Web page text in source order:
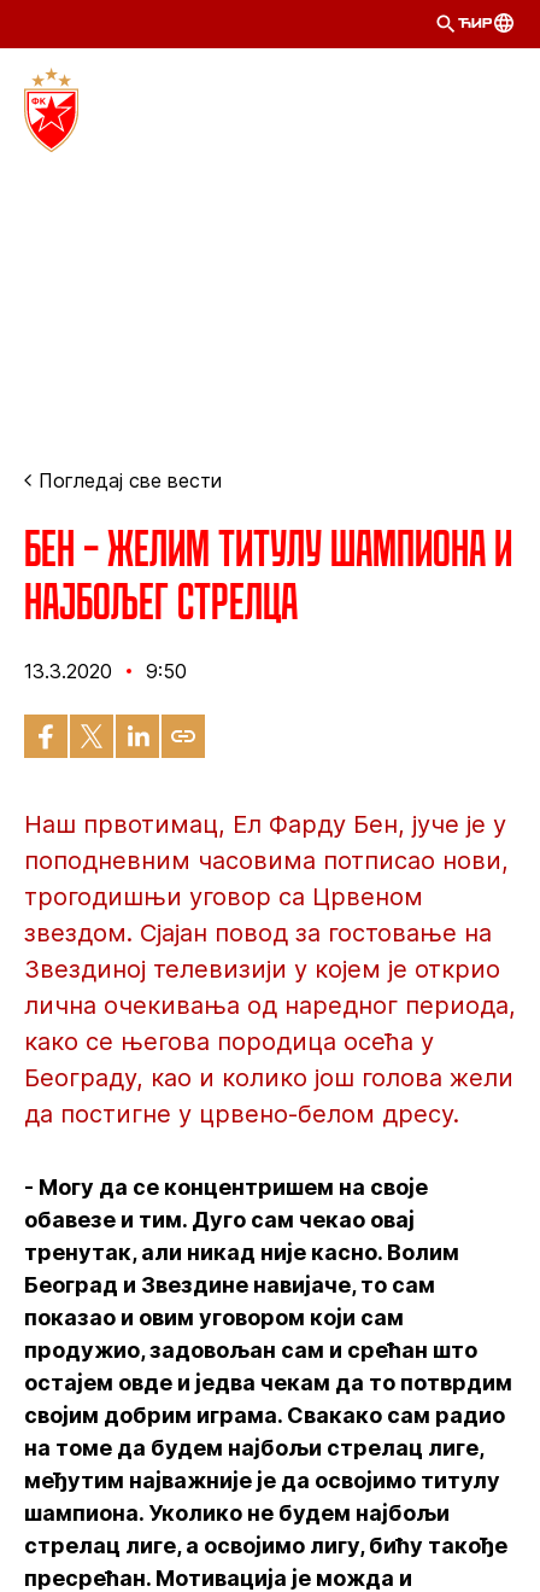
ЋИР
Погледај све вести
Бен – Желим титулу шампиона и
најбољег стрелца
13.3.2020 9:50
Наш првотимац, Ел Фарду Бен, јуче је у
поподневним часовима потписао нови,
трогодишњи уговор са Црвеном
звездом. Сјајан повод за гостовање на
Звездиној телевизији у којем је открио
лична очекивања од наредног периода,
како се његова породица осећа у
Београду, као и колико још голова жели
да постигне у црвено-белом дресу.
- Могу да се концентришем на своје
обавезе и тим. Дуго сам чекао овај
тренутак, али никад није касно. Волим
Београд и Звездине навијаче, то сам
показао и овим уговором који сам
продужио, задовољан сам и срећан што
остајем овде и једва чекам да то потврдим
својим добрим играма. Свакако сам радио
на томе да будем најбољи стрелац лиге,
међутим најважније је да освојимо титулу
шампиона. Уколико не будем најбољи
стрелац лиге, а освојимо лигу, бићу такође
пресрећан. Мотивација је можда и